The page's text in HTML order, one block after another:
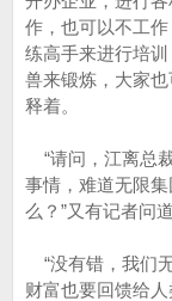
作，也可以不工
练高手来进行培
兽来锻炼，大家
释着。
“请问，江离总
事情，难道无限
么？”又有记者问道
“没有错，我们
财富也要回馈给